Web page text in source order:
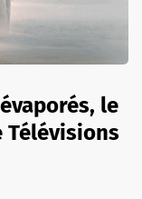
le
Télévisions